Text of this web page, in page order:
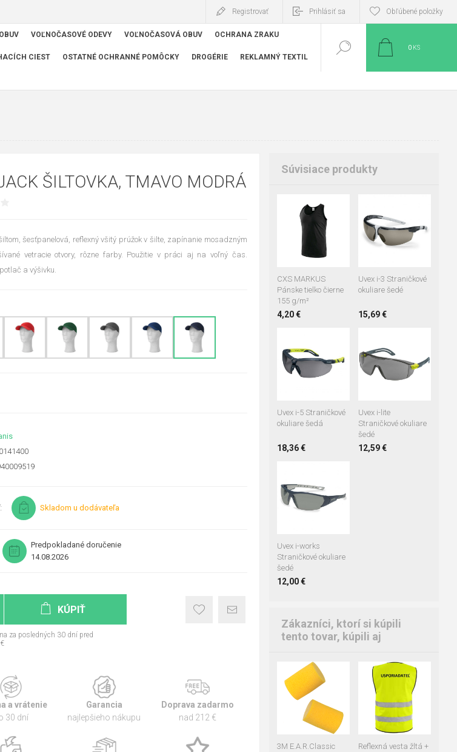
Registrovať Prihlásiť sa Obľúbené položky
VOĽNOČASOVÉ ODEVY VOĽNOČASOVÁ OBUV OCHRANA ZRAKU
CIEST OSTATNÉ OCHRANNÉ POMÔCKY DROGÉRIE REKLAMNÝ TEXTIL
0 KS
ŠILTOVKA, TMAVO MODRÁ
šesťpanelová, reflexný všitý prúžok v šilte, zapínanie mosadzným
vetracie otvory, rôzne farby. Použitie v práci aj na voľný čas.
a výšivku.
Skladom u dodávateľa
Predpokladané doručenie
14.08.2026
KÚPIŤ
za posledných 30 dní pred
a vrátenie
30 dní
Garancia
najlepšieho nákupu
Doprava zadarmo
nad 212 €
Súvisiace produkty
CXS MARKUS
Pánske tielko čierne
155 g/m²
4,20 €
M L
5XL
Uvex i-3 Straničkové
okuliare šedé
15,69 €
Uvex i-5 Straničkové
okuliare šedá
18,36 €
Uvex i-lite
Straničkové okuliare
šedé
12,59 €
Uvex i-works
Straničkové okuliare
šedé
12,00 €
Zákazníci, ktorí si kúpili
tento tovar, kúpili aj
3M E.A.R.Classic
Reflexná vesta žltá +
S/M
L/XL